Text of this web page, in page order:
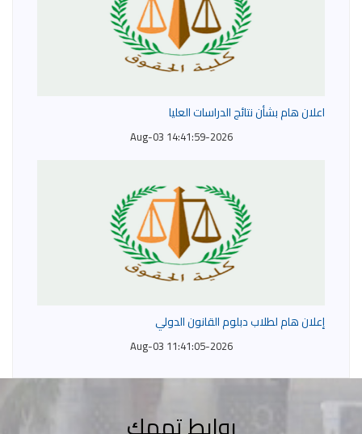
اعلان هام بشأن نتائج الدراسات العليا
2026-Aug-03 14:41:59
إعلان هام لطلاب دبلوم القانون الدولي
2026-Aug-03 11:41:05